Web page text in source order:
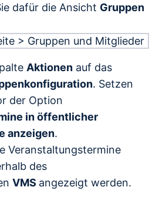
dafür die Ansicht Gruppen
> Gruppen und Mitglieder
Aktionen auf das
. Setzen
der Option
in öffentlicher
anzeigen.
Veranstaltungstermine
des
VMS angezeigt werden.